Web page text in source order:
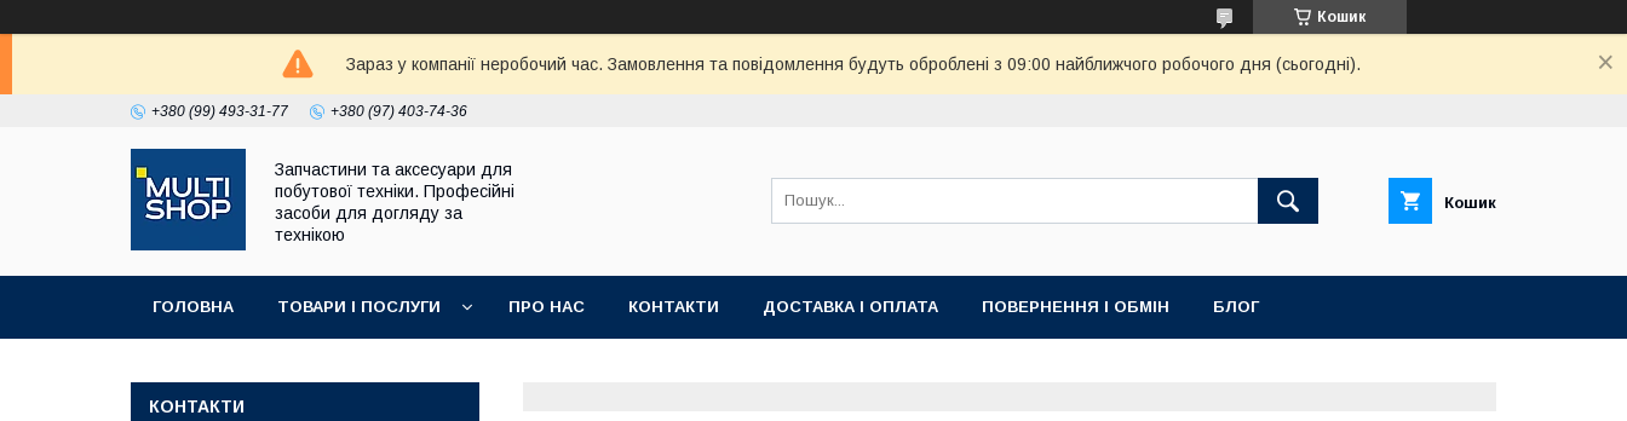
Кошик
Зараз у компанії неробочий час. Замовлення та повідомлення будуть оброблені з 09:00 найближчого робочого дня (сьогодні).
+380 (99) 493-31-77 +380 (97) 403-74-36
Запчастини та аксесуари для
побутової техніки. Професійні
засоби для догляду за
технікою
Кошик
ГОЛОВНА ТОВАРИ І ПОСЛУГИ ПРО НАС КОНТАКТИ ДОСТАВКА І ОПЛАТА ПОВЕРНЕННЯ І ОБМІН БЛОГ
КОНТАКТИ